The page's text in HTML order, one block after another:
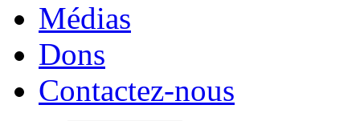
Médias
Dons
Contactez-nous